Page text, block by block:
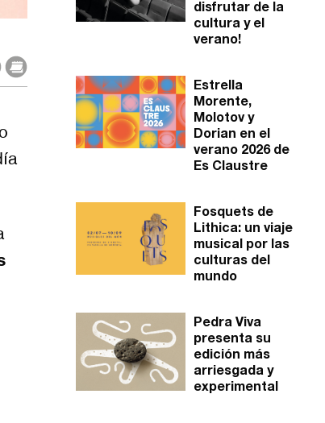
disfrutar de la
cultura y el
verano!
Estrella
Morente,
Molotov y
Dorian en el
verano 2026 de
Es Claustre
Fosquets de
Lithica: un viaje
musical por las
culturas del
mundo
Pedra Viva
presenta su
edición más
arriesgada y
experimental